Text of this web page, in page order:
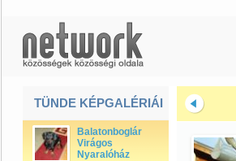
TÜNDE KÉPGALÉRIÁI
Balatonboglár
Virágos
Nyaralóház